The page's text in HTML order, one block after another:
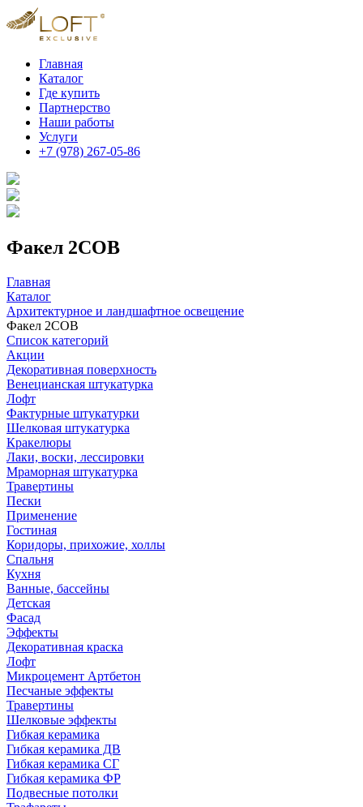
Главная
Каталог
Где купить
Партнерство
Наши работы
Услуги
+7 (978) 267-05-86
Факел 2COB
Главная
Каталог
Архитектурное и ландшафтное освещение
Факел 2COB
Список категорий
Акции
Декоративная поверхность
Венецианская штукатурка
Лофт
Фактурные штукатурки
Шелковая штукатурка
Кракелюры
Лаки, воски, лессировки
Мраморная штукатурка
Травертины
Пески
Применение
Гостиная
Коридоры, прихожие, холлы
Спальня
Кухня
Ванные, бассейны
Детская
Фасад
Эффекты
Декоративная краска
Лофт
Микроцемент Артбетон
Песчаные эффекты
Травертины
Шелковые эффекты
Гибкая керамика
Гибкая керамика ДВ
Гибкая керамика СГ
Гибкая керамика ФР
Подвесные потолки